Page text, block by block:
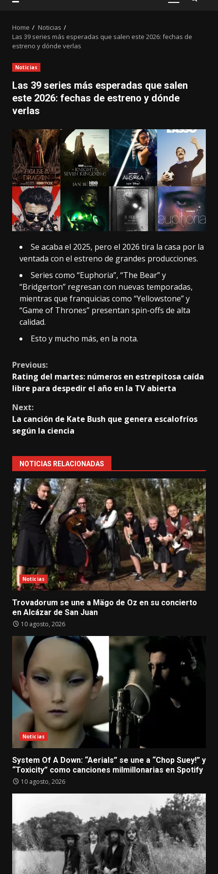
PRIMARY
Home
Noticias
Las 39 series más esperadas que salen este 2026: fechas de
estreno y dónde verlas
Noticias
Las 39 series más esperadas que salen
este 2026: fechas de estreno y dónde
verlas
Se acaba el 2025, pero el 2026 tira la casa por la
ventada con el estreno de grandes producciones.
Series como “Euphoria”, “The Bear” y
“Bridgerton” regresan con nuevas temporadas,
mientras que franquicias como “Yellowstone” y
“Game of Thrones” presentan spin-offs de alta
calidad.
Esto y mucho más, en la nota.
Continue
Reading
Previous:
Rating del martes: números en estrepitosa caída
libre para despedir el año en la TV abierta
Next:
La canción de Kate Bush que genera escalofríos
según la ciencia
NOTICIAS RELACIONADAS
Noticias
Trovadorum se une a Mägo de Oz en su concierto
en Alcázar de San Juan
10 agosto, 2026
Noticias
System Of A Down: “Aerials” se une a “Chop Suey!” y
“Toxicity” como canciones milmillonarias en Spotify
10 agosto, 2026